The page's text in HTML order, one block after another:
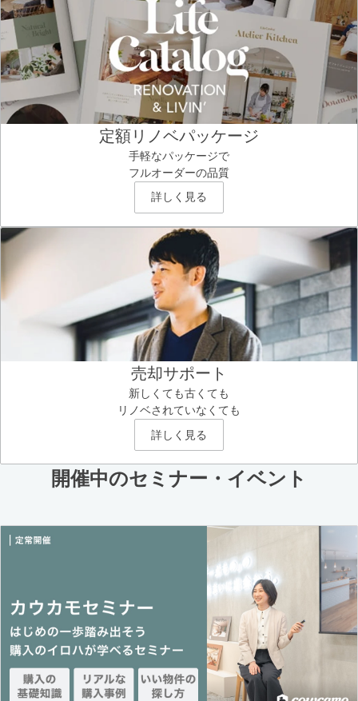
定額リノベパッケージ
手軽なパッケージで
フルオーダーの品質
詳しく見る
売却サポート
新しくても古くても
リノベされていなくても
詳しく見る
開催中のセミナー・イベント